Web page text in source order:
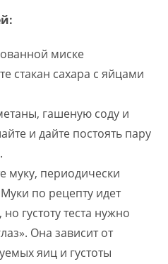
миске
стакан сахара с яйцами
гашеную соду и
и дайте постоять пару
муку, периодически
по рецепту идет
густоту теста нужно
Она зависит от
яиц и густоты